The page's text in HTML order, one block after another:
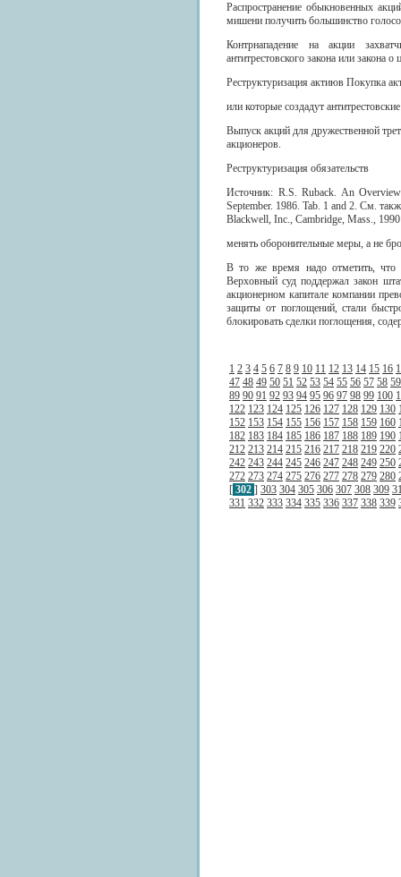
Распространение обыкновенных
мишени получить большинство
Контрнападение на акции
антитрестовского закона или закона
Реструктуризация актиюв Покупка
или которые создадут
Выпуск акций для дружественной
акционеров.
Реструктуризация обязательств
Источник: R.S. Ruback. An
September. 1986. Tab. 1 and 2. См.
Blackwell, Inc., Cambridge, Mass.,
менять оборонительные меры, a не
В то же время надо отметить, что
Верховный суд поддержал закон
акционерном капитале компании
защиты от поглощений, стали
блокировать сделки поглощения,
1 2 3 4 5 6 7 8 9 10 11 12 13 14 15 16
47 48 49 50 51 52 53 54 55 56 57 58 59
89 90 91 92 93 94 95 96 97 98 99 100
122 123 124 125 126 127 128 129 130
152 153 154 155 156 157 158 159 160
182 183 184 185 186 187 188 189 190
212 213 214 215 216 217 218 219 220
242 243 244 245 246 247 248 249 250
272 273 274 275 276 277 278 279 280
[ 302 ] 303 304 305 306 307 308 309
331 332 333 334 335 336 337 338 339